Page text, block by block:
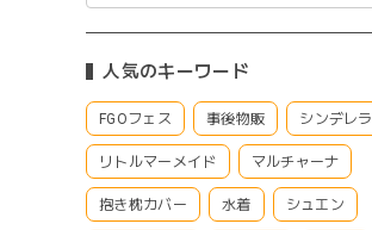
人気のキーワード
FGOフェス 事後物販 シンデレラ
リトルマーメイド マルチャーナ
抱き枕カバー 水着 シュエン